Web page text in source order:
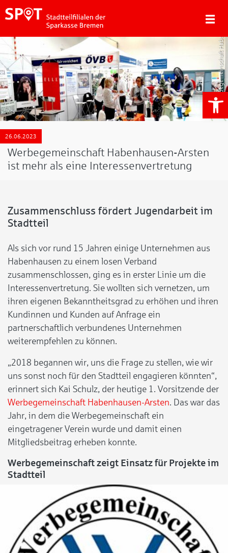
Werbegemeinschaft Habenhausen Arsten
26.06.2023
Werbegemeinschaft Habenhausen-Arsten
ist mehr als eine Interessenvertretung
Zusammenschluss fördert Jugendarbeit im
Stadtteil
Als sich vor rund 15 Jahren einige Unternehmen aus
Habenhausen zu einem losen Verband
zusammenschlossen, ging es in erster Linie um die
Interessenvertretung. Sie wollten sich vernetzen, um
ihren eigenen Bekanntheitsgrad zu erhöhen und ihren
Kundinnen und Kunden auf Anfrage ein
partnerschaftlich verbundenes Unternehmen
weiterempfehlen zu können.
„2018 begannen wir, uns die Frage zu stellen, wie wir
uns sonst noch für den Stadtteil engagieren könnten“,
erinnert sich Kai Schulz, der heutige 1. Vorsitzende der
Werbegemeinschaft Habenhausen-Arsten. Das war das
Jahr, in dem die Werbegemeinschaft ein
eingetragener Verein wurde und damit einen
Mitgliedsbeitrag erheben konnte.
Werbegemeinschaft zeigt Einsatz für Projekte im
Stadtteil